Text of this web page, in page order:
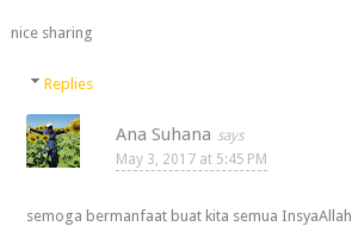
nice sharing
Replies
Ana Suhana
May 3, 2017 at 5:45 PM
semoga bermanfaat buat kita semua InsyaAllah